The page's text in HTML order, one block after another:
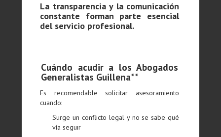
La transparencia y la comunicación
constante forman parte esencial
del servicio profesional.
Cuándo acudir a los Abogados
Generalistas Guillena**
Es recomendable solicitar asesoramiento
cuando:
Surge un conflicto legal y no se sabe qué
vía seguir